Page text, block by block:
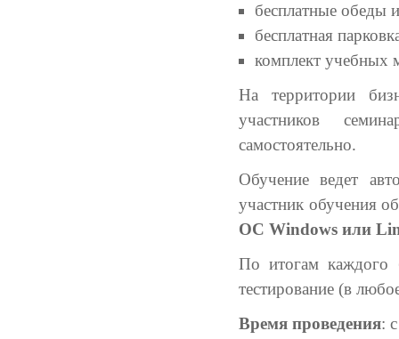
бесплатные обеды
бесплатная
комплект учебных
На территории
участников
самостоятельно.
Обучение ведет
участник обучения
ОС Windows или
По итогам каждого
тестирование (в
Время проведения: